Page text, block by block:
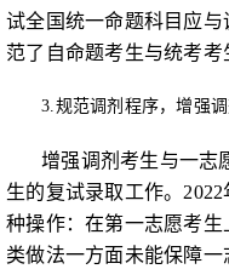
试全国统一命题科目应
范了自命题考生与统考
3.规范调剂程序，增强
增强调剂考生与一志
生的复试录取工作。 2022
种操作：在第一志愿考
类做法一方面未能保障